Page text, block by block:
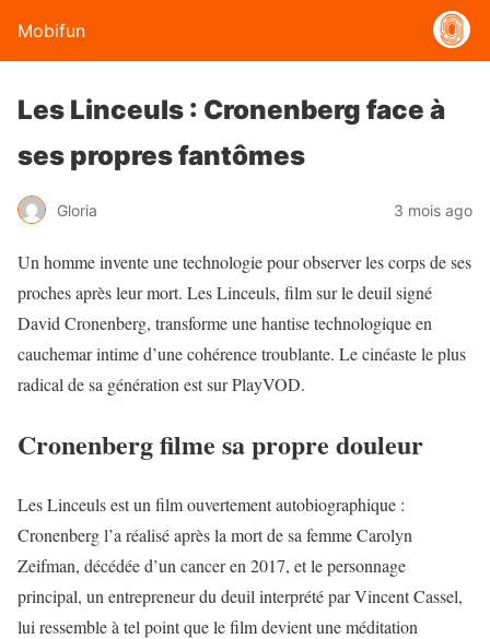
Mobifun
Les Linceuls : Cronenberg face à
ses propres fantômes
Gloria 3 mois ago
Un homme invente une technologie pour observer les corps de ses
proches après leur mort. Les Linceuls, film sur le deuil signé
David Cronenberg, transforme une hantise technologique en
cauchemar intime d’une cohérence troublante. Le cinéaste le plus
radical de sa génération est sur PlayVOD.
Cronenberg filme sa propre douleur
Les Linceuls est un film ouvertement autobiographique :
Cronenberg l’a réalisé après la mort de sa femme Carolyn
Zeifman, décédée d’un cancer en 2017, et le personnage
principal, un entrepreneur du deuil interprété par Vincent Cassel,
lui ressemble à tel point que le film devient une méditation